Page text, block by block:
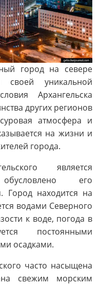
город на севере
своей уникальной
Архангельска
других регионов
атмосфера и
на жизни и
города.
является
его
Город находится на
водами Северного
к воде, погода в
постоянными
осадками.
часто насыщена
свежим морским